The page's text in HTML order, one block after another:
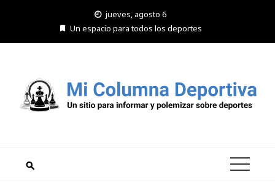
jueves, agosto 6
Un espacio para todos los deportes